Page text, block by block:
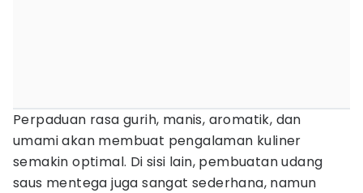
Perpaduan rasa gurih, manis, aromatik, dan
umami akan membuat pengalaman kuliner
semakin optimal. Di sisi lain, pembuatan udang
saus mentega juga sangat sederhana, namun